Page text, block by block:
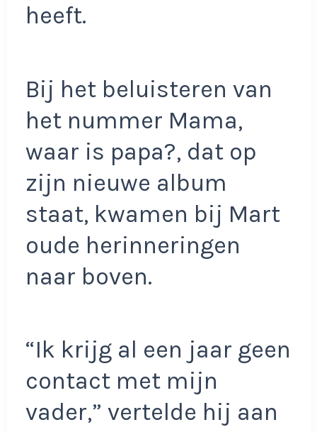
heeft.
Bij het beluisteren van
het nummer Mama,
waar is papa?, dat op
zijn nieuwe album
staat, kwamen bij Mart
oude herinneringen
naar boven.
“Ik krijg al een jaar geen
contact met mijn
vader,” vertelde hij aan